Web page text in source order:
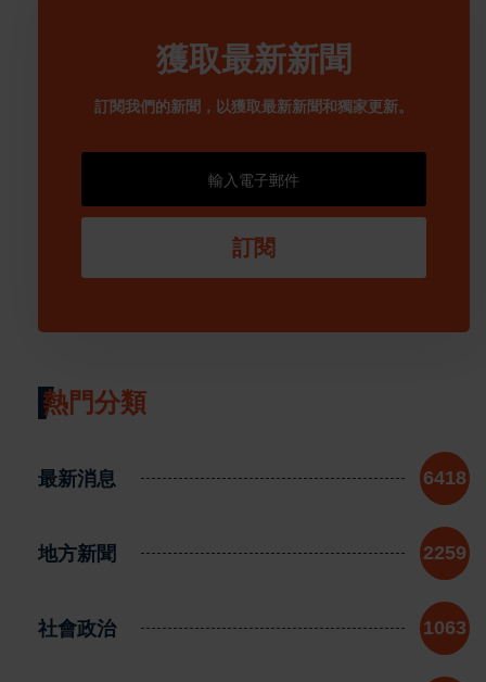
獲取最新新聞
訂閱我們的新聞，以獲取最新新聞和獨家更新。
訂閱
熱門分類
最新消息 6418
地方新聞 2259
社會政治 1063